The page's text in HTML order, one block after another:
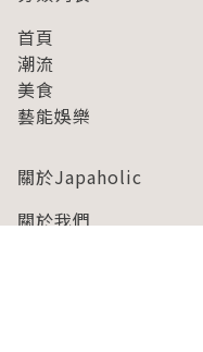
首頁
潮流
美食
藝能娛樂
關於Japaholic
關於我們